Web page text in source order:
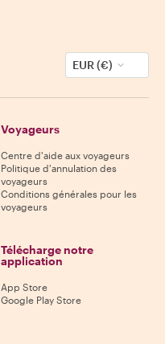
EUR (€)
Voyageurs
Centre d'aide aux voyageurs
Politique d'annulation des
voyageurs
Conditions générales pour les
voyageurs
Télécharge notre
application
App Store
Google Play Store